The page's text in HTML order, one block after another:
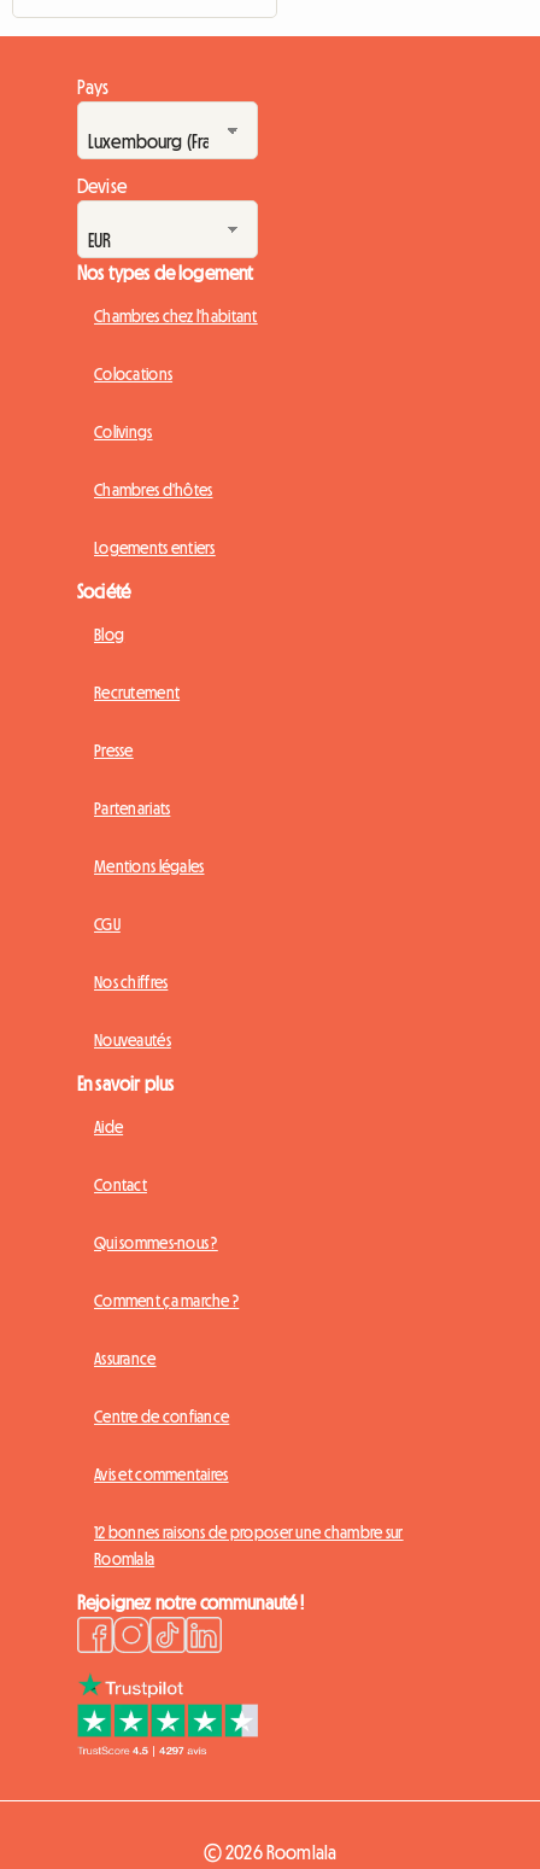
Pays
Devise
Nos types de logement
Chambres chez l'habitant
Colocations
Colivings
Chambres d'hôtes
Logements entiers
Société
Blog
Recrutement
Presse
Partenariats
Mentions légales
CGU
Nos chiffres
Nouveautés
En savoir plus
Aide
Contact
Qui sommes-nous ?
Comment ça marche ?
Assurance
Centre de confiance
Avis et commentaires
12 bonnes raisons de proposer une chambre sur
Roomlala
Rejoignez notre communauté !
© 2026 Roomlala